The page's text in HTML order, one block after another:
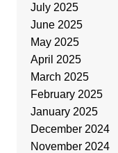
July 2025
June 2025
May 2025
April 2025
March 2025
February 2025
January 2025
December 2024
November 2024